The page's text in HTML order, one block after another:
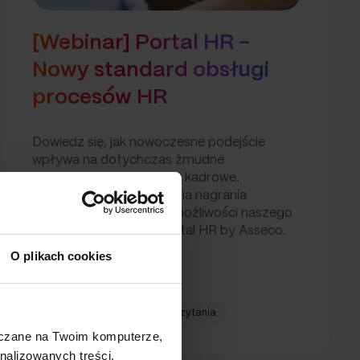
O plikach cookies
na Twoim komputerze,
treści,
[Webinar] Portal HR –
Nowy standard obsługi
procesów HR
Dowiedz się, jak nowoczesne podejście
wpływa na dotychczas żmudne
i skomplikowane procesy kadrowe.
Zapraszamy do obejrzenia nagrania
webinarium dotyczące możliwości naszego
nowego rozwiązania Portal HR by Asseco.
Dzięki portalowi,…
1 min czytania